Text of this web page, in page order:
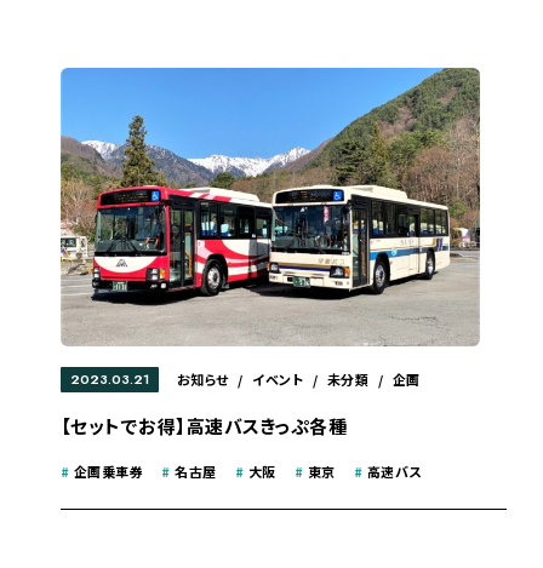
2023.03.21 お知らせ / イベント / 未分類 / 企画
【セットでお得】高速バスきっぷ各種
# 企画乗車券 #名古屋 # 大阪 # 東京 # 高速バス